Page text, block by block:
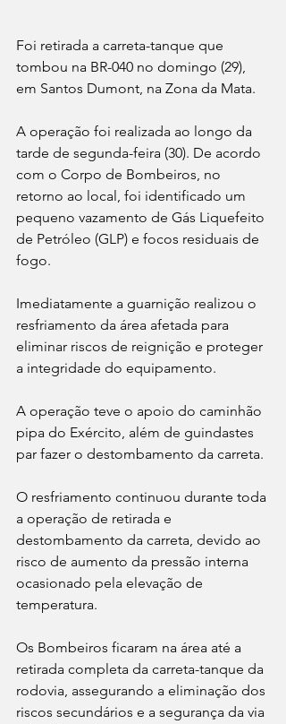
Foi retirada a carreta-tanque que
tombou na BR-040 no domingo (29),
em Santos Dumont, na Zona da Mata.
A operação foi realizada ao longo da
tarde de segunda-feira (30). De acordo
com o Corpo de Bombeiros, no
retorno ao local, foi identificado um
pequeno vazamento de Gás Liquefeito
de Petróleo (GLP) e focos residuais de
fogo.
Imediatamente a guarnição realizou o
resfriamento da área afetada para
eliminar riscos de reignição e proteger
a integridade do equipamento.
A operação teve o apoio do caminhão
pipa do Exército, além de guindastes
par fazer o destombamento da carreta.
O resfriamento continuou durante toda
a operação de retirada e
destombamento da carreta, devido ao
risco de aumento da pressão interna
ocasionado pela elevação de
temperatura.
Os Bombeiros ficaram na área até a
retirada completa da carreta-tanque da
rodovia, assegurando a eliminação dos
riscos secundários e a segurança da via